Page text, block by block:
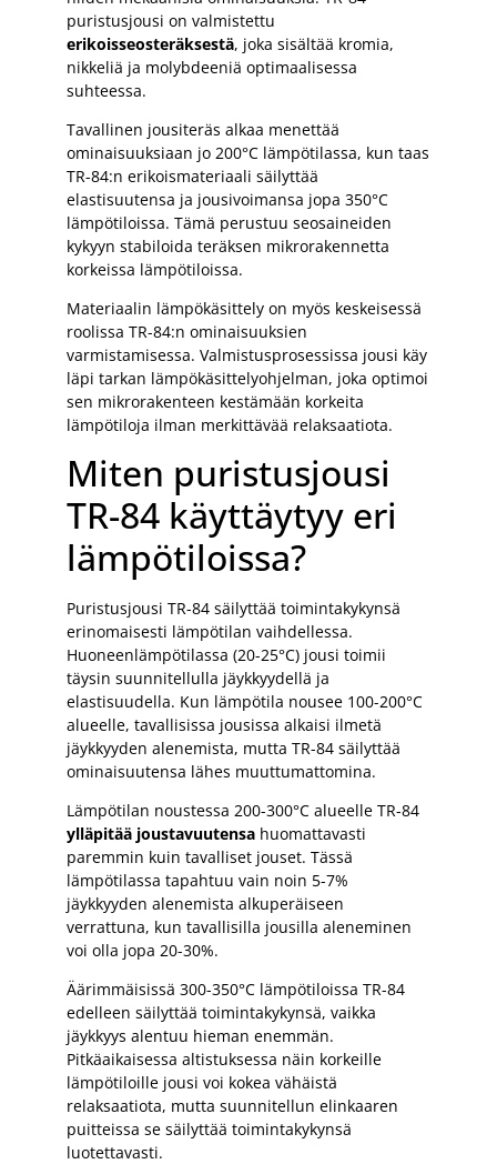
puristusjousi on valmistettu
erikoisseosteräksestä, joka sisältää kromia,
nikkeliä ja molybdeeniä optimaalisessa
suhteessa.
Tavallinen jousiteräs alkaa menettää
ominaisuuksiaan jo 200°C lämpötilassa, kun taas
TR-84:n erikoismateriaali säilyttää
elastisuutensa ja jousivoimansa jopa 350°C
lämpötiloissa. Tämä perustuu seosaineiden
kykyyn stabiloida teräksen mikrorakennetta
korkeissa lämpötiloissa.
Materiaalin lämpökäsittely on myös keskeisessä
roolissa TR-84:n ominaisuuksien
varmistamisessa. Valmistusprosessissa jousi käy
läpi tarkan lämpökäsittelyohjelman, joka optimoi
sen mikrorakenteen kestämään korkeita
lämpötiloja ilman merkittävää relaksaatiota.
Miten puristusjousi
TR-84 käyttäytyy eri
lämpötiloissa?
Puristusjousi TR-84 säilyttää toimintakykynsä
erinomaisesti lämpötilan vaihdellessa.
Huoneenlämpötilassa (20-25°C) jousi toimii
täysin suunnitellulla jäykkyydellä ja
elastisuudella. Kun lämpötila nousee 100-200°C
alueelle, tavallisissa jousissa alkaisi ilmetä
jäykkyyden alenemista, mutta TR-84 säilyttää
ominaisuutensa lähes muuttumattomina.
Lämpötilan noustessa 200-300°C alueelle TR-84
ylläpitää joustavuutensa huomattavasti
paremmin kuin tavalliset jouset. Tässä
lämpötilassa tapahtuu vain noin 5-7%
jäykkyyden alenemista alkuperäiseen
verrattuna, kun tavallisilla jousilla aleneminen
voi olla jopa 20-30%.
Äärimmäisissä 300-350°C lämpötiloissa TR-84
edelleen säilyttää toimintakykynsä, vaikka
jäykkyys alentuu hieman enemmän.
Pitkäaikaisessa altistuksessa näin korkeille
lämpötiloille jousi voi kokea vähäistä
relaksaatiota, mutta suunnitellun elinkaaren
puitteissa se säilyttää toimintakykynsä
luotettavasti.